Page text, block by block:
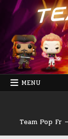
content
MENU
Team Pop Fr